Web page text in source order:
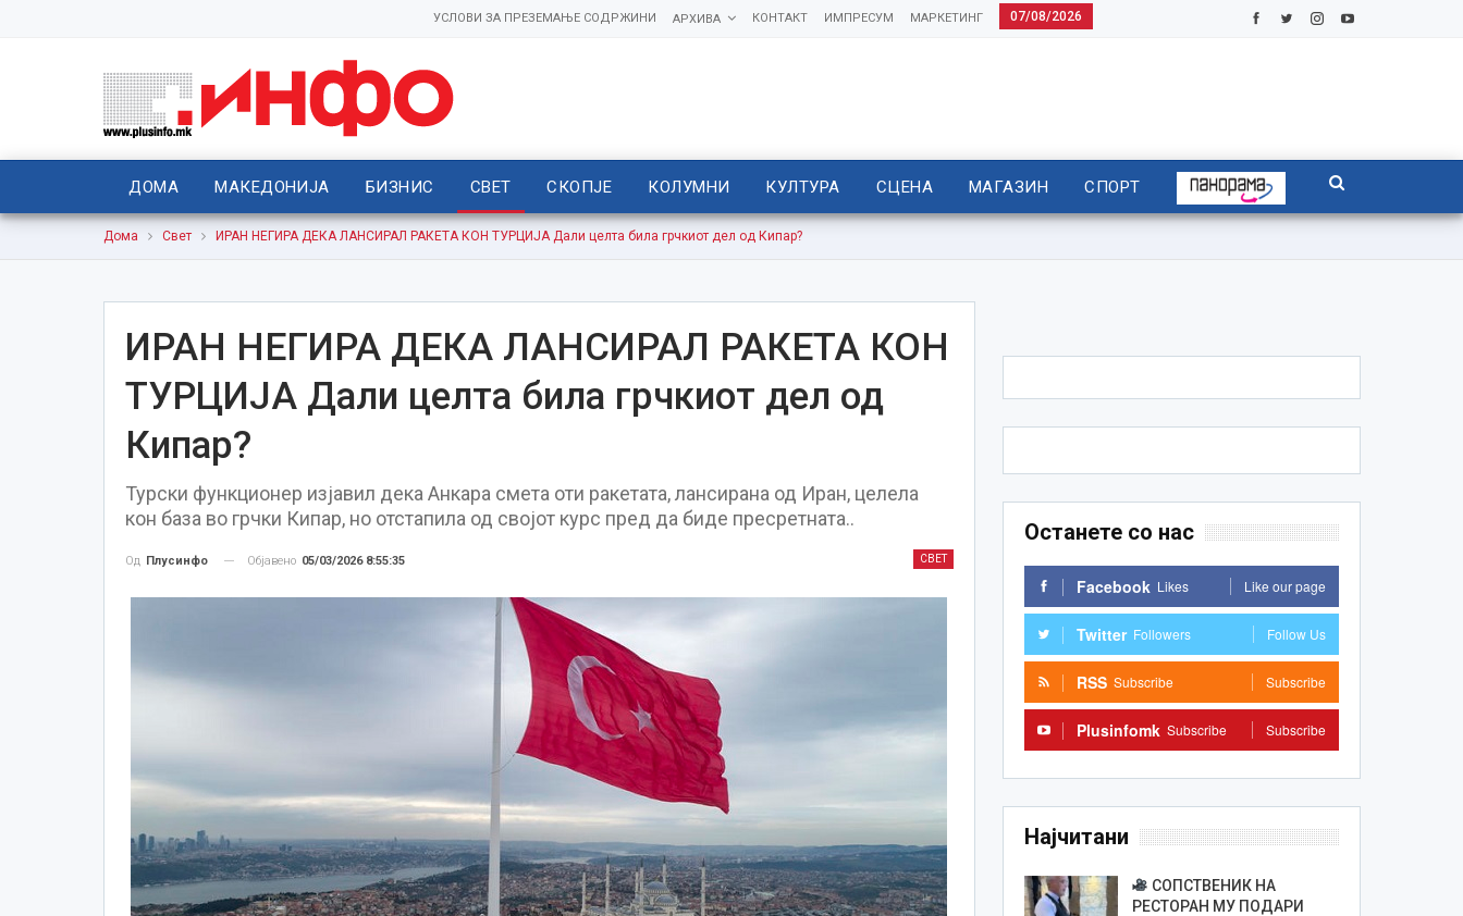
07/08/2026
МАРКЕТИНГ
ИМПРЕСУМ
КОНТАКТ
АРХИВА
УСЛОВИ ЗА ПРЕЗЕМАЊЕ СОДРЖИНИ
ДОМА МАКЕДОНИЈА БИЗНИС СВЕТ СКОПЈЕ КОЛУМНИ КУЛТУРА СЦЕНА МАГАЗИН СПОРТ
Дома Свет ИРАН НЕГИРА ДЕКА ЛАНСИРАЛ РАКЕТА КОН ТУРЦИЈА Дали целта била грчкиот дел од Кипар?
ИРАН НЕГИРА ДЕКА ЛАНСИРАЛ РАКЕТА КОН
ТУРЦИЈА Дали целта била грчкиот дел од
Кипар?
Турски функционер изјавил дека Анкара смета оти ракетата, лансирана од Иран, целела
кон база во грчки Кипар, но отстапила од својот курс пред да биде пресретната..
СВЕТ
Од Плусинфо Објавено 05/03/2026 8:55:35
Останете со нас
Facebook Likes Like our page
Twitter Followers Follow Us
RSS Subscribe Subscribe
Plusinfomk Subscribe Subscribe
Најчитани
СОПСТВЕНИК НА
РЕСТОРАН МУ ПОДАРИ